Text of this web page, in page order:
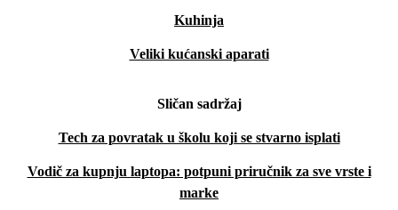
Kuhinja
Veliki kućanski aparati
Sličan sadržaj
Tech za povratak u školu koji se stvarno isplati
Vodič za kupnju laptopa: potpuni priručnik za sve vrste i
marke